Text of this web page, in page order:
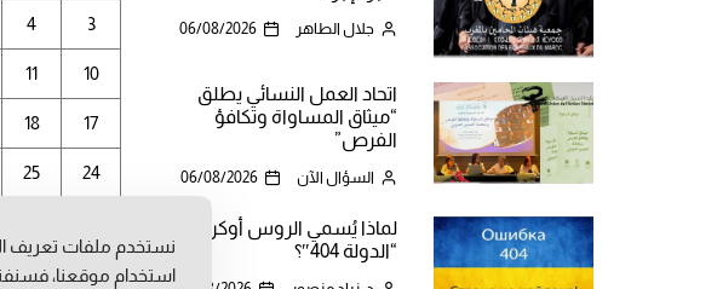
جلال الطاهر 06/08/2026
اتحاد العمل النسائي يطلق
“ميثاق المساواة وتكافؤ
الفرص”
السؤال الآن 06/08/2026
لماذا يُسمي الروس أوكرانيا
“الدولة 404″؟
3
4
10
11
17
18
24
25
نستخدم ملفات تعريف
استخدام موقعنا،